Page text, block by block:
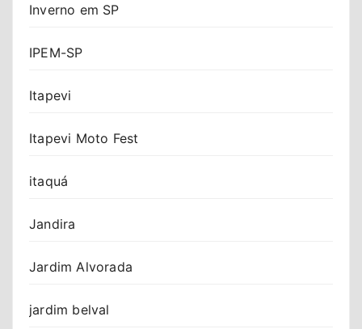
Inverno em SP
IPEM-SP
Itapevi
Itapevi Moto Fest
itaquá
Jandira
Jardim Alvorada
jardim belval